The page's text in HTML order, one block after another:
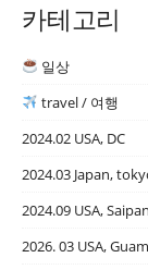
카테고리
일상
travel / 여행
2024.02 USA, DC
2024.03 Japan,
2024.09 USA, Saipan
2026. 03 USA, Guam